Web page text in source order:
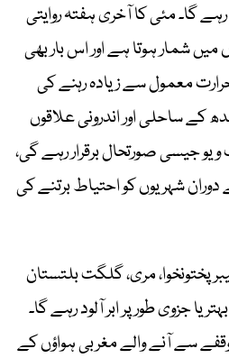
گا۔ مئی کا آخری ہفتہ روایتی
میں شمار ہوتا ہے اور اس بار بھی
معمول سے زیادہ رہنے کی
کے ساحلی اور اندرونی علاقوں
جیسی صورتحال برقرار رہے گی،
شہریوں کو احتیاط برتنے کی
پختونخوا، مری، گلگت بلتستان
یا جزوی طور پر ابر آلود رہے گا۔
سے آنے والے مغربی ہواؤں کے